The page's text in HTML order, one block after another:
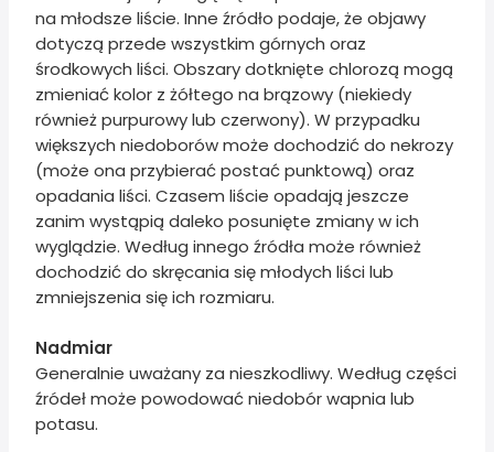
na młodsze liście. Inne źródło podaje, że objawy
dotyczą przede wszystkim górnych oraz
środkowych liści. Obszary dotknięte chlorozą mogą
zmieniać kolor z żółtego na brązowy (niekiedy
również purpurowy lub czerwony). W przypadku
większych niedoborów może dochodzić do nekrozy
(może ona przybierać postać punktową) oraz
opadania liści. Czasem liście opadają jeszcze
zanim wystąpią daleko posunięte zmiany w ich
wyglądzie. Według innego źródła może również
dochodzić do skręcania się młodych liści lub
zmniejszenia się ich rozmiaru.
Nadmiar
Generalnie uważany za nieszkodliwy. Według części
źródeł może powodować niedobór wapnia lub
potasu.